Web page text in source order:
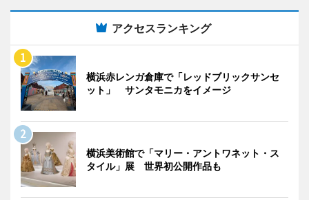
アクセスランキング
横浜赤レンガ倉庫で「レッドブリックサンセ
ット」 サンタモニカをイメージ
横浜美術館で「マリー・アントワネット・ス
タイル」展 世界初公開作品も